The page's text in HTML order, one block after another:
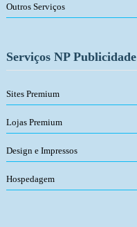
Outros Serviços
Serviços NP Publicidade
Sites Premium
Lojas Premium
Design e Impressos
Hospedagem